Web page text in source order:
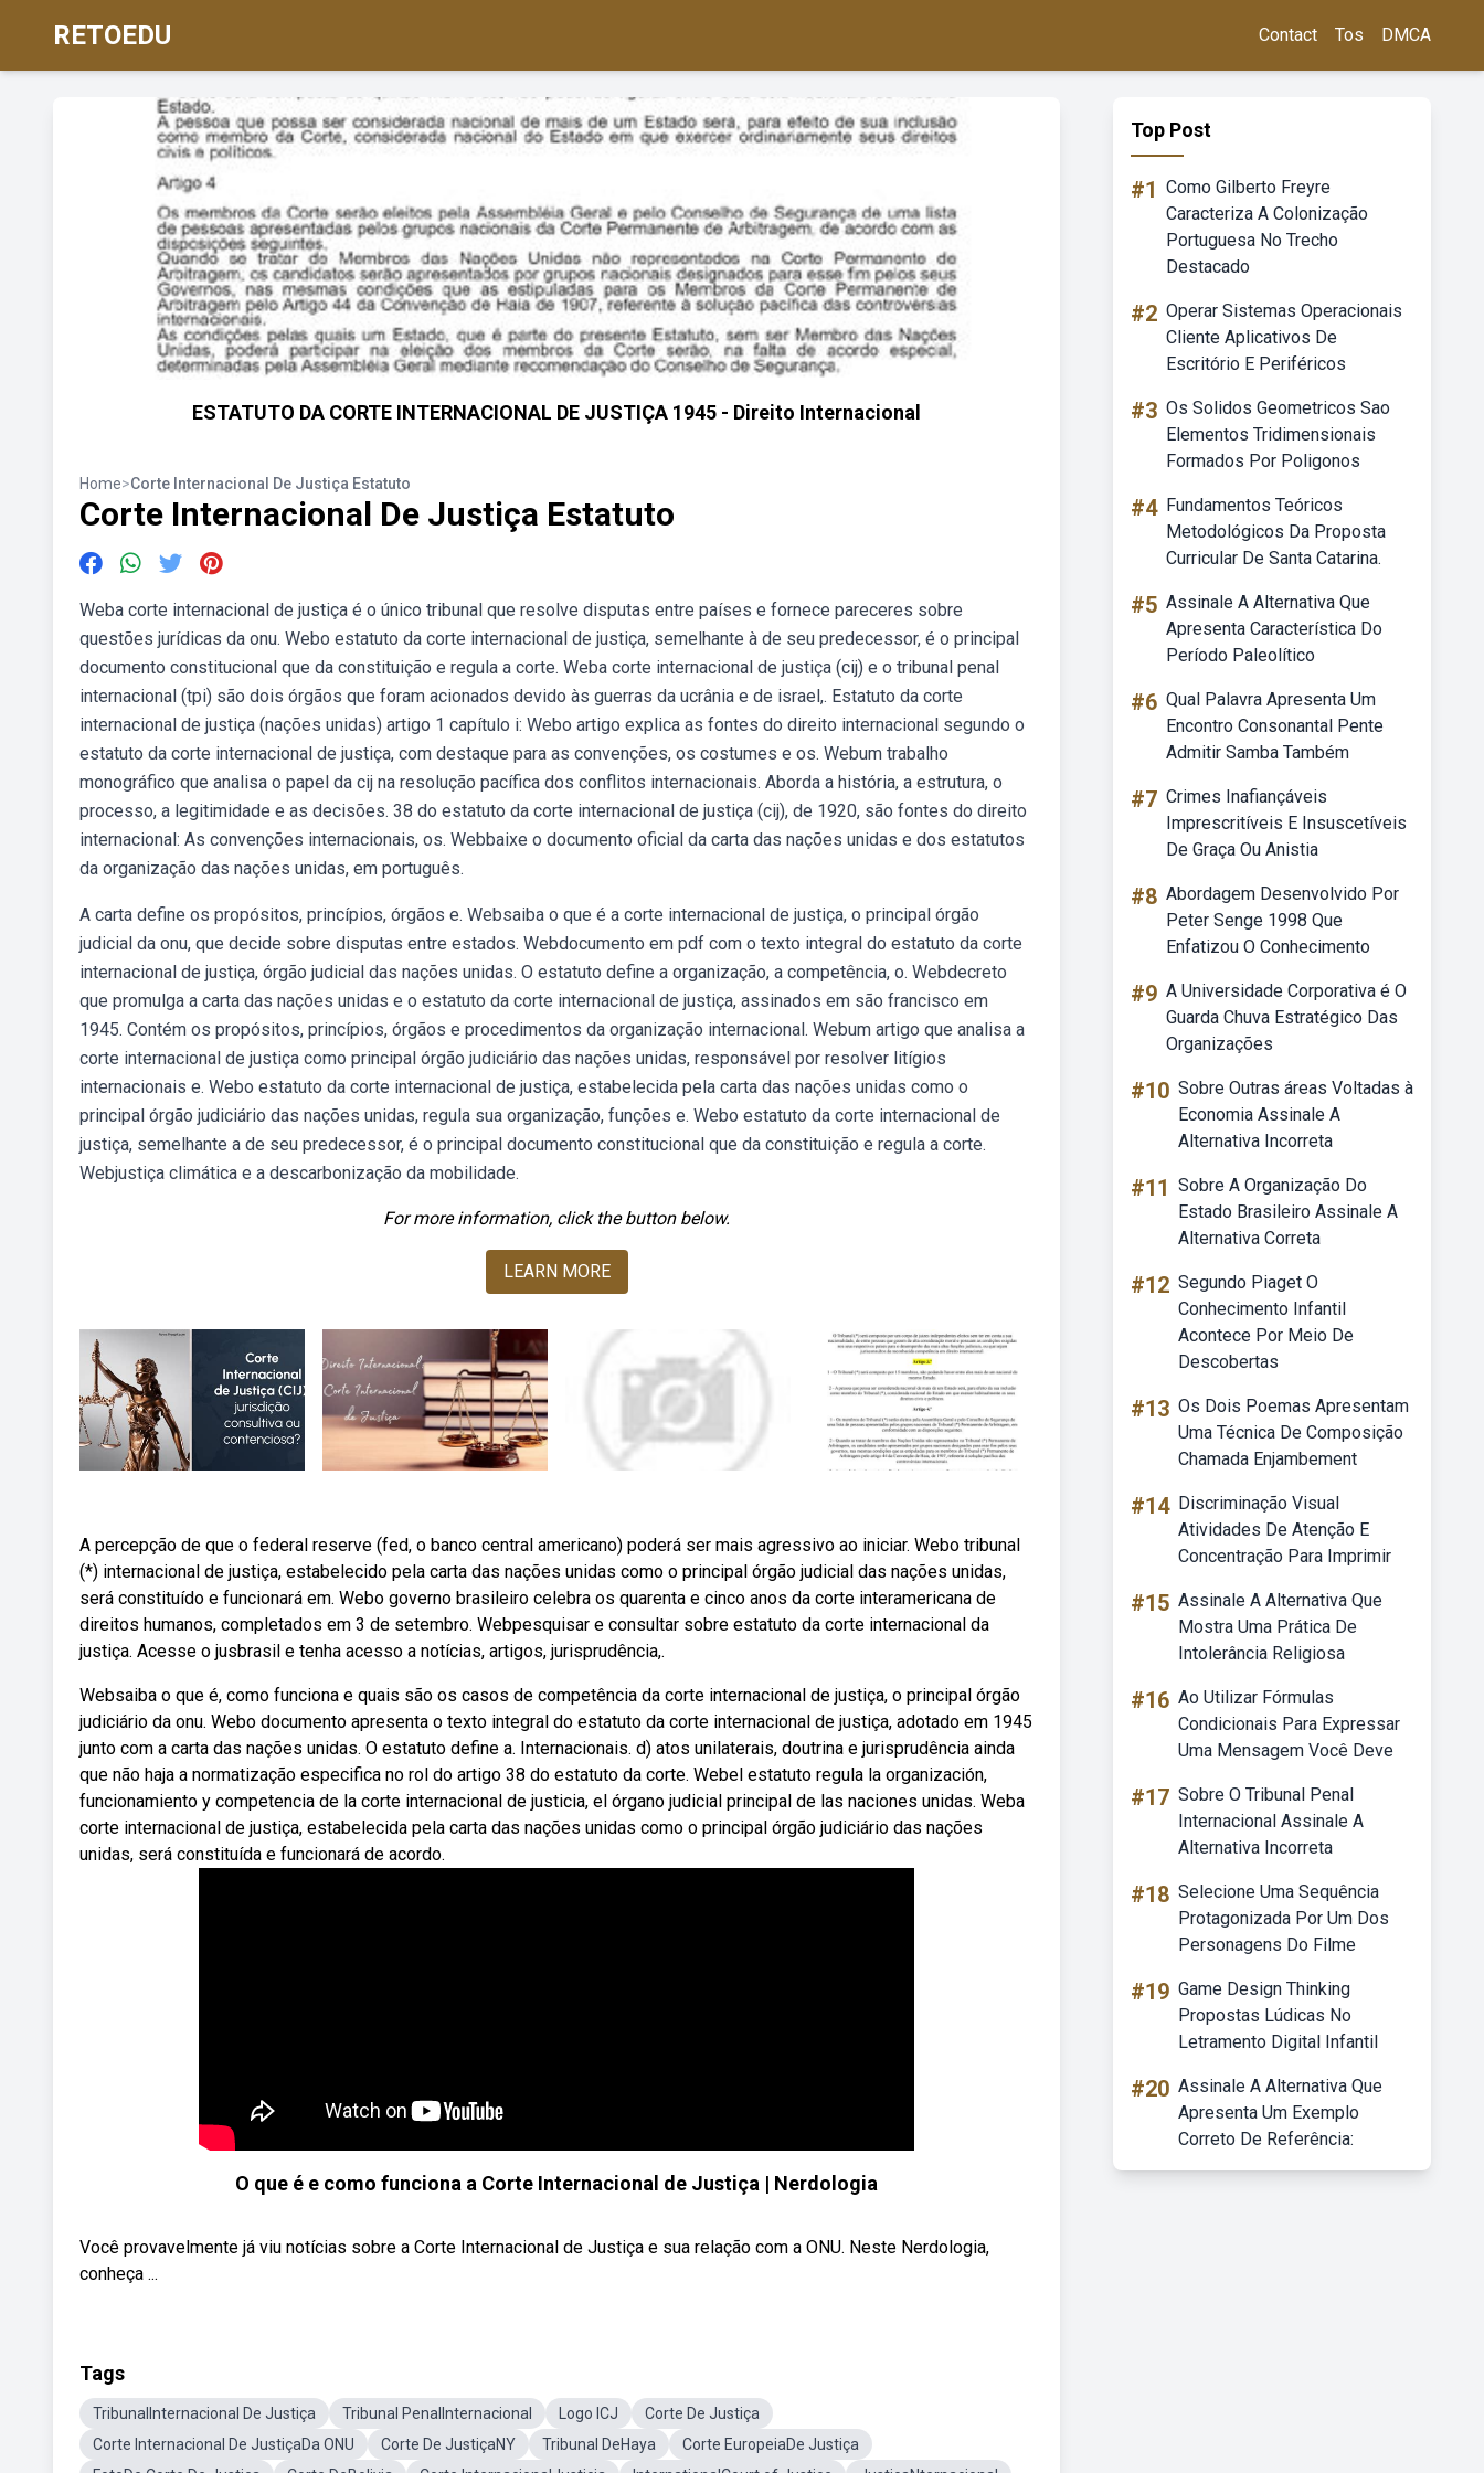
RETOEDU Contact Tos DMCA
ESTATUTO DA CORTE INTERNACIONAL DE JUSTIÇA 1945 - Direito Internacional
Home>Corte Internacional De Justiça Estatuto
Corte Internacional De Justiça Estatuto
Weba corte internacional de justiça é o único tribunal que resolve disputas entre países e fornece pareceres sobre
questões jurídicas da onu. Webo estatuto da corte internacional de justiça, semelhante à de seu predecessor, é o principal
documento constitucional que da constituição e regula a corte. Weba corte internacional de justiça (cij) e o tribunal penal
internacional (tpi) são dois órgãos que foram acionados devido às guerras da ucrânia e de israel,. Estatuto da corte
internacional de justiça (nações unidas) artigo 1 capítulo i: Webo artigo explica as fontes do direito internacional segundo o
estatuto da corte internacional de justiça, com destaque para as convenções, os costumes e os. Webum trabalho
monográfico que analisa o papel da cij na resolução pacífica dos conflitos internacionais. Aborda a história, a estrutura, o
processo, a legitimidade e as decisões. 38 do estatuto da corte internacional de justiça (cij), de 1920, são fontes do direito
internacional: As convenções internacionais, os. Webbaixe o documento oficial da carta das nações unidas e dos estatutos
da organização das nações unidas, em português.
A carta define os propósitos, princípios, órgãos e. Websaiba o que é a corte internacional de justiça, o principal órgão
judicial da onu, que decide sobre disputas entre estados. Webdocumento em pdf com o texto integral do estatuto da corte
internacional de justiça, órgão judicial das nações unidas. O estatuto define a organização, a competência, o. Webdecreto
que promulga a carta das nações unidas e o estatuto da corte internacional de justiça, assinados em são francisco em
1945. Contém os propósitos, princípios, órgãos e procedimentos da organização internacional. Webum artigo que analisa a
corte internacional de justiça como principal órgão judiciário das nações unidas, responsável por resolver litígios
internacionais e. Webo estatuto da corte internacional de justiça, estabelecida pela carta das nações unidas como o
principal órgão judiciário das nações unidas, regula sua organização, funções e. Webo estatuto da corte internacional de
justiça, semelhante a de seu predecessor, é o principal documento constitucional que da constituição e regula a corte.
Webjustiça climática e a descarbonização da mobilidade.
For more information, click the button below.
LEARN MORE
A percepção de que o federal reserve (fed, o banco central americano) poderá ser mais agressivo ao iniciar. Webo tribunal
(*) internacional de justiça, estabelecido pela carta das nações unidas como o principal órgão judicial das nações unidas,
será constituído e funcionará em. Webo governo brasileiro celebra os quarenta e cinco anos da corte interamericana de
direitos humanos, completados em 3 de setembro. Webpesquisar e consultar sobre estatuto da corte internacional da
justiça. Acesse o jusbrasil e tenha acesso a notícias, artigos, jurisprudência,.
Websaiba o que é, como funciona e quais são os casos de competência da corte internacional de justiça, o principal órgão
judiciário da onu. Webo documento apresenta o texto integral do estatuto da corte internacional de justiça, adotado em 1945
junto com a carta das nações unidas. O estatuto define a. Internacionais. d) atos unilaterais, doutrina e jurisprudência ainda
que não haja a normatização especifica no rol do artigo 38 do estatuto da corte. Webel estatuto regula la organización,
funcionamiento y competencia de la corte internacional de justicia, el órgano judicial principal de las naciones unidas. Weba
corte internacional de justiça, estabelecida pela carta das nações unidas como o principal órgão judiciário das nações
unidas, será constituída e funcionará de acordo.
O que é e como funciona a Corte Internacional de Justiça | Nerdologia
Você provavelmente já viu notícias sobre a Corte Internacional de Justiça e sua relação com a ONU. Neste Nerdologia,
conheça ...
Tags
TribunalInternacional De Justiça Tribunal PenalInternacional Logo ICJ
Corte De Justiça
Corte Internacional De JustiçaDa ONU
Corte De JustiçaNY Tribunal DeHaya
Corte EuropeiaDe Justiça
Top Post
#1 Como Gilberto Freyre
Caracteriza A Colonização
Portuguesa No Trecho
Destacado
#2 Operar Sistemas Operacionais
Cliente Aplicativos De
Escritório E Periféricos
#3 Os Solidos Geometricos Sao
Elementos Tridimensionais
Formados Por Poligonos
#4 Fundamentos Teóricos
Metodológicos Da Proposta
Curricular De Santa Catarina.
#5 Assinale A Alternativa Que
Apresenta Característica Do
Período Paleolítico
#6 Qual Palavra Apresenta Um
Encontro Consonantal Pente
Admitir Samba Também
#7 Crimes Inafiançáveis
Imprescritíveis E Insuscetíveis
De Graça Ou Anistia
#8 Abordagem Desenvolvido Por
Peter Senge 1998 Que
Enfatizou O Conhecimento
#9 A Universidade Corporativa é O
Guarda Chuva Estratégico Das
Organizações
#10 Sobre Outras áreas Voltadas à
Economia Assinale A
Alternativa Incorreta
#11 Sobre A Organização Do
Estado Brasileiro Assinale A
Alternativa Correta
#12 Segundo Piaget O
Conhecimento Infantil
Acontece Por Meio De
Descobertas
#13 Os Dois Poemas Apresentam
Uma Técnica De Composição
Chamada Enjambement
#14 Discriminação Visual
Atividades De Atenção E
Concentração Para Imprimir
#15 Assinale A Alternativa Que
Mostra Uma Prática De
Intolerância Religiosa
#16 Ao Utilizar Fórmulas
Condicionais Para Expressar
Uma Mensagem Você Deve
#17 Sobre O Tribunal Penal
Internacional Assinale A
Alternativa Incorreta
#18 Selecione Uma Sequência
Protagonizada Por Um Dos
Personagens Do Filme
#19 Game Design Thinking
Propostas Lúdicas No
Letramento Digital Infantil
#20 Assinale A Alternativa Que
Apresenta Um Exemplo
Correto De Referência: